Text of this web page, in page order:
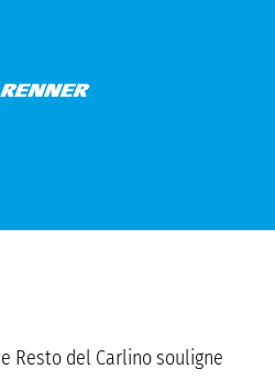
Resto del Carlino souligne